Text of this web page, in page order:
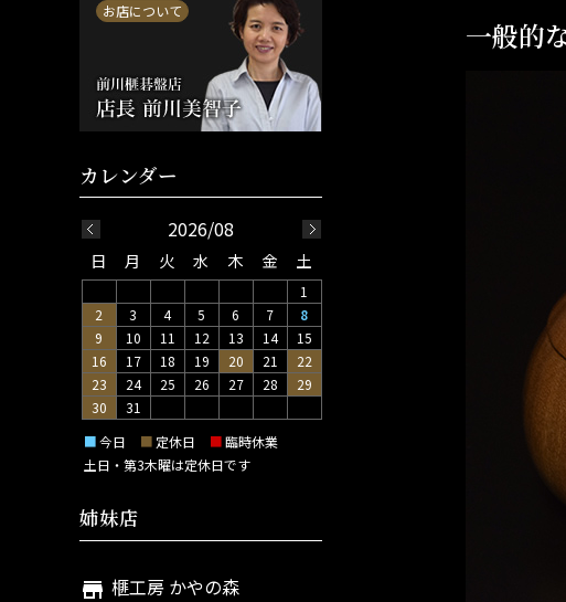
一般的
お店について
2026/08
日 月 火 水 木 金 土
1
2
3 4 5 6 7
8
9
10 11 12 13 14
15
16
17 18 19 20 21
22
23
24 25 26 27 28
29
30
31
■今日 ■ 定休日 ■臨時休業
土日・第3木曜は定休日です
姉妹店
榧工房 かやの森